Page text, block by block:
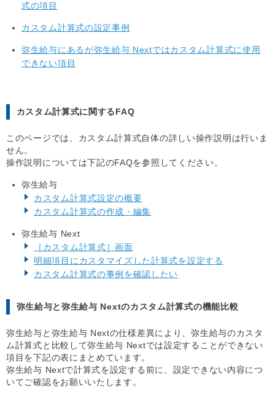
式の項目
カスタム計算式の設定事例
弥生給与にあるが弥生給与 Nextではカスタム計算式に使用
できない項目
カスタム計算式に関するFAQ
このページでは、カスタム計算式自体の詳しい操作説明は行いま
せん。
操作説明については下記のFAQを参照してください。
弥生給与
カスタム計算式設定の概要
カスタム計算式の作成・編集
弥生給与 Next
［カスタム計算式］画面
明細項目にカスタマイズした計算式を設定する
カスタム計算式の事例を確認したい
弥生給与と弥生給与 Nextのカスタム計算式の機能比較
弥生給与と弥生給与 Nextの仕様差異により、弥生給与のカスタ
ム計算式と比較して弥生給与 Nextでは設定することができない
項目を下記の表にまとめています。
弥生給与 Nextで計算式を設定する前に、設定できない内容につ
いてご確認をお願いいたします。